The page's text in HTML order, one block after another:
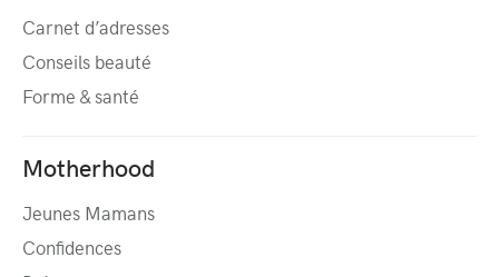
Carnet d’adresses
Conseils beauté
Forme & santé
Motherhood
Jeunes Mamans
Confidences